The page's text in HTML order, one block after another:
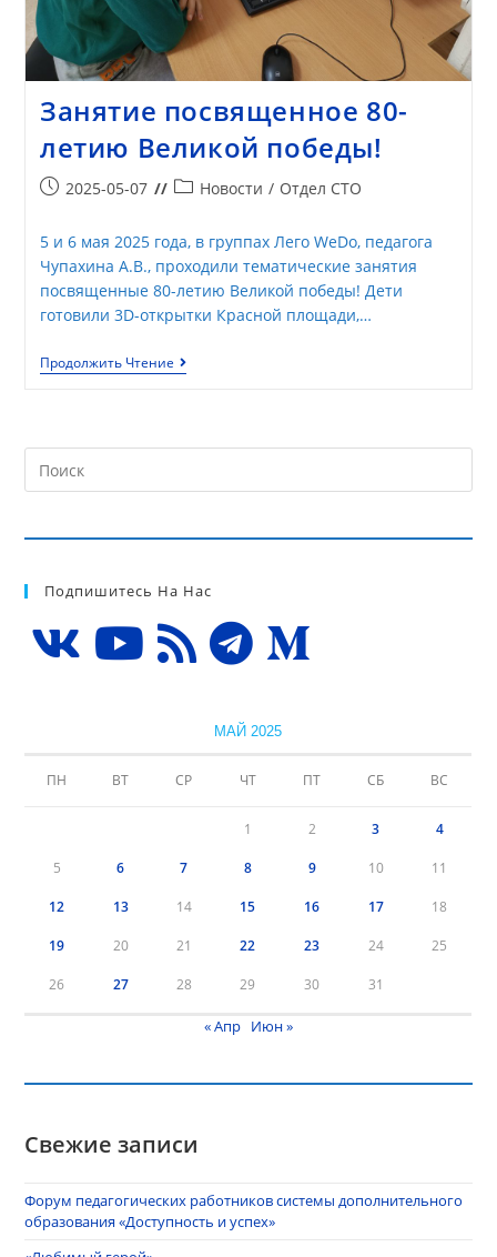
Занятие посвященное 80-
летию Великой победы!
2025-05-07 Новости / Отдел СТО
5 и 6 мая 2025 года, в группах Лего WeDo, педагога
Чупахина А.В., проходили тематические занятия
посвященные 80-летию Великой победы! Дети
готовили 3D-открытки Красной площади,…
Продолжить Чтение
Подпишитесь На Нас
МАЙ 2025
ПН ВТ СР ЧТ ПТ СБ ВС
1 2 3 4
5 6 7 8 9 10 11
12 13 14 15 16 17 18
19 20 21 22 23 24 25
26 27 28 29 30 31
« Апр Июн »
Свежие записи
Форум педагогических работников системы дополнительного
образования «Доступность и успех»